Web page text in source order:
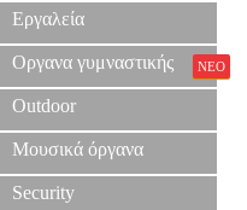
Εργαλεία
Οργανα γυμναστικής ΝΕΟ
Outdoor
Μουσικά όργανα
Security